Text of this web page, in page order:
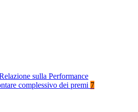
sulla Performance
complessivo dei premi 7